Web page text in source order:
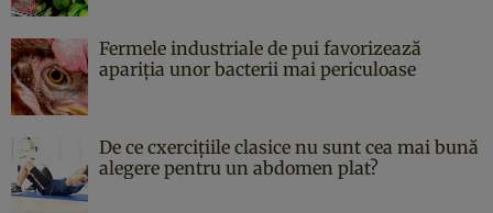
Fermele industriale de pui favorizează
apariția unor bacterii mai periculoase
De ce cxercițiile clasice nu sunt cea mai bună
alegere pentru un abdomen plat?